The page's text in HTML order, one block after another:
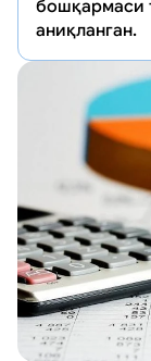
бошқармаси
аниқланган.